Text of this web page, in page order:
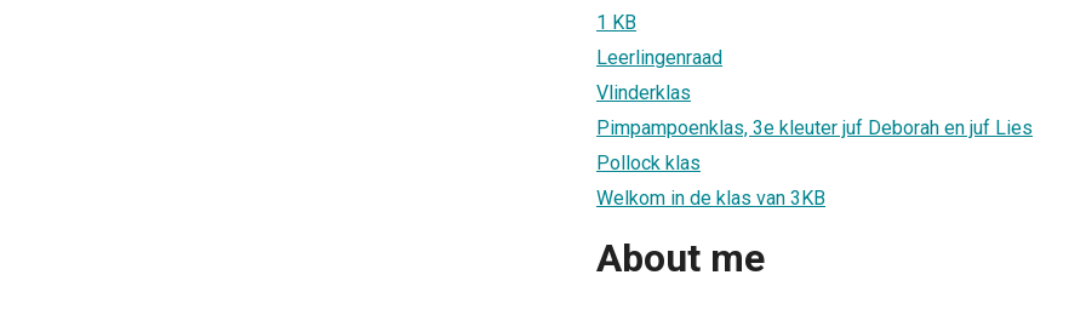
1 KB
Leerlingenraad
Vlinderklas
Pimpampoenklas, 3e kleuter juf Deborah en juf Lies
Pollock klas
Welkom in de klas van 3KB
About me